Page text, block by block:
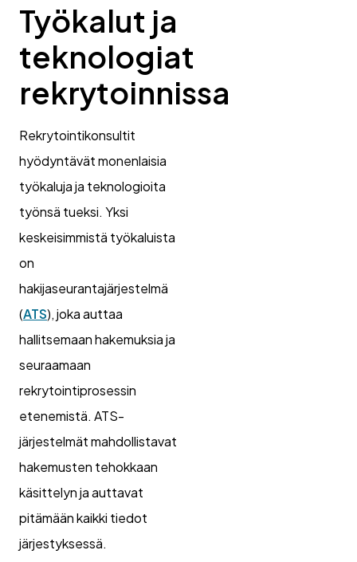
Työkalut ja
teknologiat
rekrytoinnissa
Rekrytointikonsultit
hyödyntävät monenlaisia
työkaluja ja teknologioita
työnsä tueksi. Yksi
keskeisimmistä työkaluista
on
hakijaseurantajärjestelmä
(ATS), joka auttaa
hallitsemaan hakemuksia ja
seuraamaan
rekrytointiprosessin
etenemistä. ATS-
järjestelmät mahdollistavat
hakemusten tehokkaan
käsittelyn ja auttavat
pitämään kaikki tiedot
järjestyksessä.